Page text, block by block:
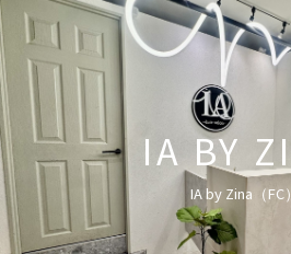
IA by Zina（FC）